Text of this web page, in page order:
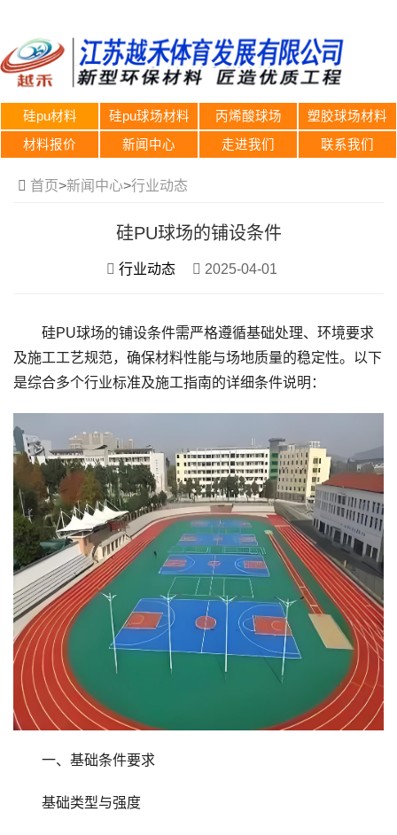
硅pu材料 硅pu球场材料 丙烯酸球场
塑胶球场材料
材料报价
新闻中心 走进我们 联系我们
首页>新闻中心>行业动态
硅PU球场的铺设条件
行业动态 2025-04-01
硅PU球场的铺设条件需严格遵循基础处理、环境要求
及施工工艺规范，确保材料性能与场地质量的稳定性。以下
是综合多个行业标准及施工指南的详细条件说明：
一、基础条件要求
基础类型与强度